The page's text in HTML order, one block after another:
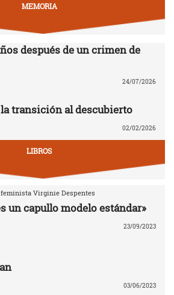
MEMORIA
después de un crimen de
24/07/2026
transición al descubierto
02/02/2026
LIBROS
Virginie Despentes
un capullo modelo estándar»
23/09/2023
03/06/2023